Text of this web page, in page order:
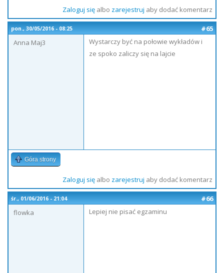
Zaloguj sięalbo zarejestruj aby dodać komentarz
pon., 30/05/2016 - 08:25
#65
Anna Maj3
Wystarczy być na połowie wykładów i
ze spoko zaliczy się na lajcie
Góra strony
Zaloguj sięalbo zarejestruj aby dodać komentarz
śr., 01/06/2016 - 21:04
#66
flowka
Lepiej nie pisać egzaminu